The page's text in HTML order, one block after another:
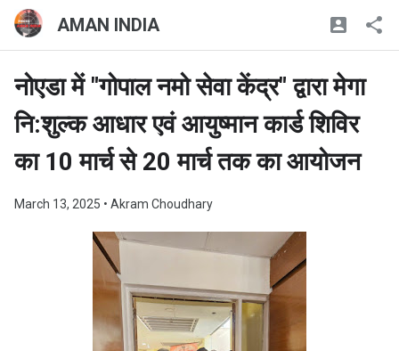
AMAN INDIA
नोएडा में "गोपाल नमो सेवा केंद्र" द्वारा मेगा
नि:शुल्क आधार एवं आयुष्मान कार्ड शिविर
का 10 मार्च से 20 मार्च तक का आयोजन
March 13, 2025 • Akram Choudhary